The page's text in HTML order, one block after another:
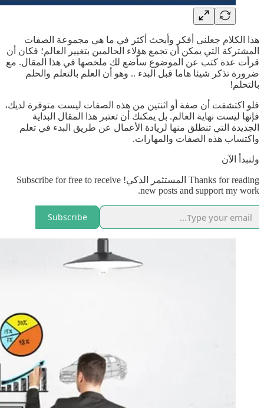
هذا الكلام جعلني أفكر وأبحث أكثر في ما هي مجموعة الصفات
المشتركة التي يمكن أن تجمع هؤلاء الحالمين بتغيير العالم؛ فكان أن
قرأت عدة كتب عن الموضوع سأضع لك ملخصها في هذا المقال. مع
ضرورة تذكر شيئا هاما قبل البدء .. وهو أن العلم بالتعلم والحلم
بالتحلم!
فلو اكتشفت أن صفة أو اثنتين من هذه الصفات ليست متوفرة لديك،
فإنها ليست نهاية العالم. بل يمكنك أن تعتبر هذا المقال البداية
الجديدة التي تنطلق منها لريادة الأعمال عن طريق البدء في تعلم
واكتساب هذه الصفات والمهارات.
ولنبدأ الآن
Thanks for reading المستثمر الذكي! Subscribe for free to receive
new posts and support my work.
Subscribe